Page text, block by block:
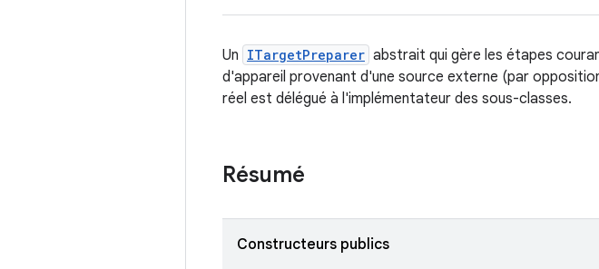
Un ITargetPreparer abstrait qui gère les étapes
d'appareil provenant d'une source externe (par
réel est délégué à l'implémentateur des sous-classes.
Résumé
Constructeurs publics